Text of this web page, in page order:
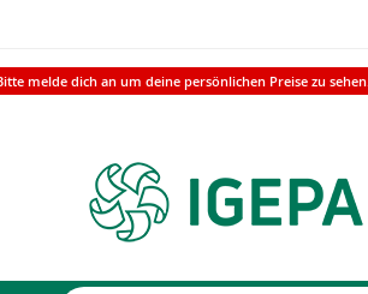
melde dich an um deine persönlichen Preise zu sehen.